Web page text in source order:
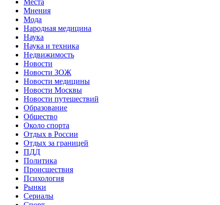
Места
Мнения
Мода
Народная медицина
Наука
Наука и техника
Недвижимость
Новости
Новости ЗОЖ
Новости медицины
Новости Москвы
Новости путешествий
Образование
Общество
Около спорта
Отдых в России
Отдых за границей
ПДД
Политика
Происшествия
Психология
Рынки
Сериалы